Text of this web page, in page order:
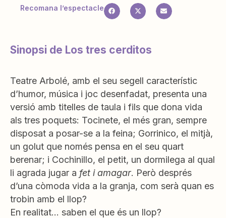
Recomana l’espectacle
Sinopsi de Los tres cerditos
Teatre Arbolé, amb el seu segell característic
d’humor, música i joc desenfadat, presenta una
versió amb titelles de taula i fils que dona vida
als tres poquets: Tocinete, el més gran, sempre
disposat a posar-se a la feina; Gorrinico, el mitjà,
un golut que només pensa en el seu quart
berenar; i Cochinillo, el petit, un dormilega al qual
li agrada jugar a fet i amagar. Però després
d’una còmoda vida a la granja, com serà quan es
trobin amb el llop?
En realitat… saben el que és un llop?